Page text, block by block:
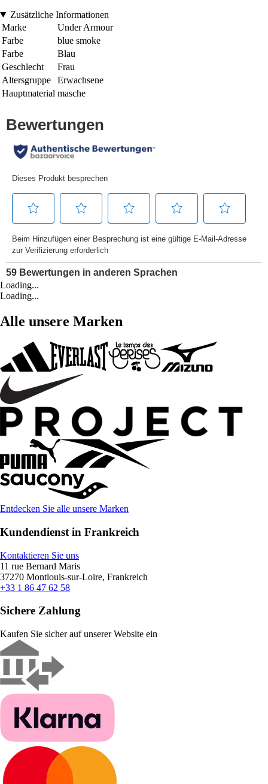
Zusätzliche Informationen
Marke
Under Armour
Farbe
blue smoke
Farbe
Blau
Geschlecht
Frau
Altersgruppe
Erwachsene
Hauptmaterial masche
Loading...
Loading...
Alle unsere Marken
Entdecken Sie alle unsere Marken
Kundendienst in Frankreich
Kontaktieren Sie uns
11 rue Bernard Maris
37270 Montlouis-sur-Loire, Frankreich
+33 1 86 47 62 58
Sichere Zahlung
Kaufen Sie sicher auf unserer Website ein